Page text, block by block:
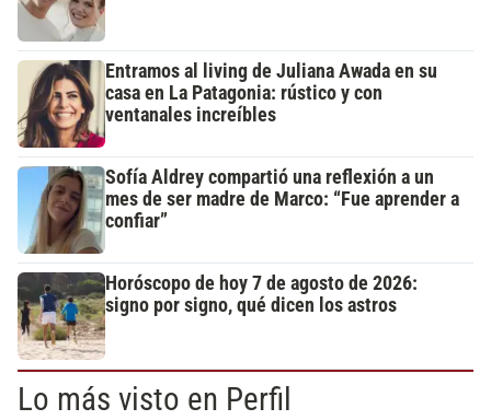
Entramos al living de Juliana Awada en su
casa en La Patagonia: rústico y con
ventanales increíbles
Sofía Aldrey compartió una reflexión a un
mes de ser madre de Marco: “Fue aprender a
confiar”
Horóscopo de hoy 7 de agosto de 2026:
signo por signo, qué dicen los astros
Lo más visto en Perfil